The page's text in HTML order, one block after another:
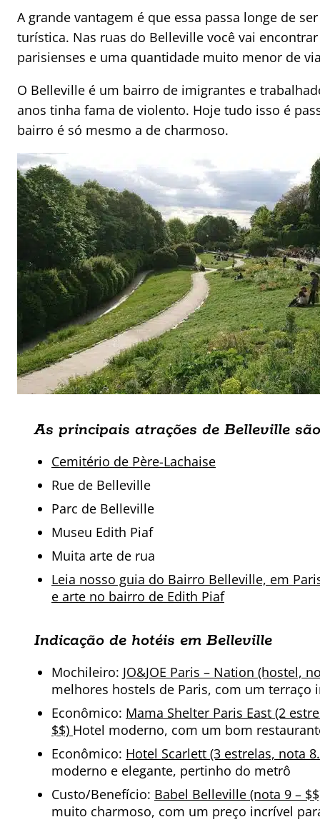
A grande vantagem é que essa passa longe de
turística. Nas ruas do Belleville você vai
parisienses e uma quantidade muito menor de
O Belleville é um bairro de imigrantes e
anos tinha fama de violento. Hoje tudo isso é
bairro é só mesmo a de charmoso.
As principais atrações de Belleville
Cemitério de Père-Lachaise
Rue de Belleville
Parc de Belleville
Museu Edith Piaf
Muita arte de rua
Leia nosso guia do Bairro Belleville, em
e arte no bairro de Edith Piaf
Indicação de hotéis em Belleville
Mochileiro: JO&JOE Paris – Nation (hostel,
melhores hostels de Paris, com um terraço
Econômico: Mama Shelter Paris East (2
$$) Hotel moderno, com um bom
Econômico: Hotel Scarlett (3 estrelas, nota
moderno e elegante, pertinho do metrô
Custo/Benefício: Babel Belleville (nota 9 –
muito charmoso, com um preço incrível